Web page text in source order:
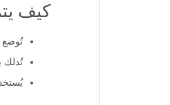
كيف
تُوضع